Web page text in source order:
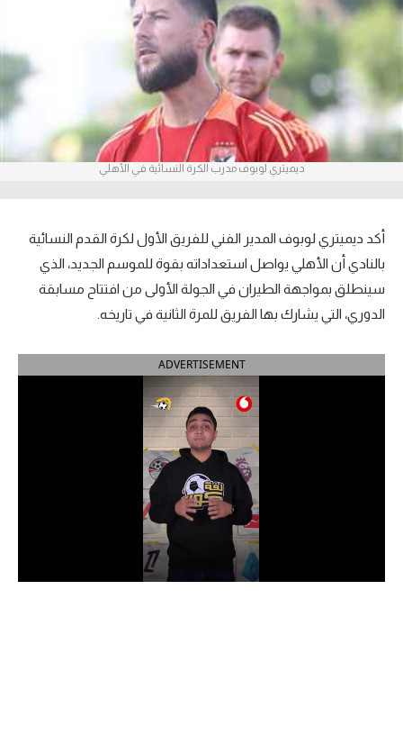
آراء حرة
ركن الألعاب
بطولات
الدوري المصري
الدوري الإسباني
الدوري الإيطالي
الدوري الألماني
الدوري التركي
الدوري السعودي للمحترفين
دوري أبطال إفريقيا
ديميتري لوبوف مدرب الكرة النسائية في الأهلي
أكد ديميتري لوبوف المدير الفني للفريق الأول لكرة القدم النسائية
بالنادي أن الأهلي يواصل استعداداته بقوة للموسم الجديد، الذي
سينطلق بمواجهة الطيران في الجولة الأولى من افتتاح مسابقة
الدوري، التي يشارك بها الفريق للمرة الثانية في تاريخه.
ADVERTISEMENT